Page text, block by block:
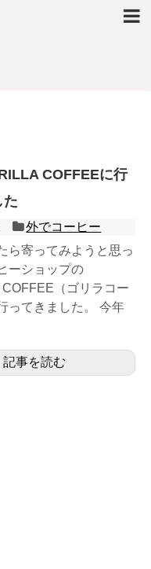
COFFEEに行
た
外でコーヒー
ら寄ってみようと思っ
ーショップの
COFFEE（ゴリラコー
ってきました。 今年
記事を読む